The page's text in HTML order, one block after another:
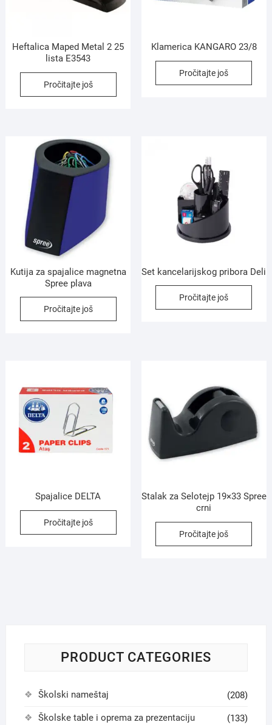
Heftalica Maped Metal 2 25
lista E3543
Pročitajte još
Klamerica KANGARO 23/8
Pročitajte još
Kutija za spajalice magnetna
Spree plava
Pročitajte još
Set kancelarijskog pribora Deli
Pročitajte još
Spajalice DELTA
Pročitajte još
Stalak za Selotejp 19×33 Spree
crni
Pročitajte još
PRODUCT CATEGORIES
Školski nameštaj (208)
Školske table i oprema za prezentaciju (133)